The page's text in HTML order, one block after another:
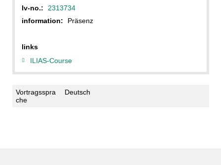
lv-no.:
2313734
information:
Präsenz
links
ILIAS-Course
Vortragsspra
che
Deutsch